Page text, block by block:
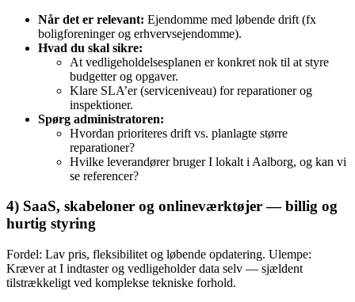
Når det er relevant: Ejendomme med løbende drift (fx
boligforeninger og erhvervsejendomme).
Hvad du skal sikre:
At vedligeholdelsesplanen er konkret nok til at styre
budgetter og opgaver.
Klare SLA’er (serviceniveau) for reparationer og
inspektioner.
Spørg administratoren:
Hvordan prioriteres drift vs. planlagte større
reparationer?
Hvilke leverandører bruger I lokalt i Aalborg, og kan vi
se referencer?
4) SaaS, skabeloner og onlineværktøjer — billig og
hurtig styring
Fordel: Lav pris, fleksibilitet og løbende opdatering. Ulempe:
Kræver at I indtaster og vedligeholder data selv — sjældent
tilstrækkeligt ved komplekse tekniske forhold.